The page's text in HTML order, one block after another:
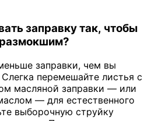
заправку так, чтобы
заправки, чем вы
перемешайте листья с
масляной заправки — или
— для естественного
выборочную струйку